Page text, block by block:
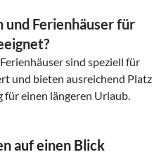
und Ferienhäuser für
sind speziell für
und bieten ausreichend Platz
einen längeren Urlaub.
auf einen Blick